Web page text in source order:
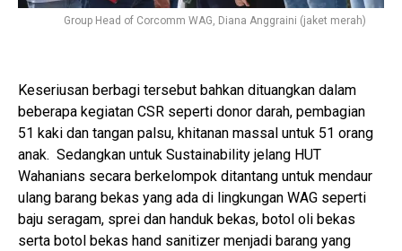
Group Head of Corcomm WAG, Diana Anggraini (jaket merah)
Keseriusan berbagi tersebut bahkan dituangkan dalam
beberapa kegiatan CSR seperti donor darah, pembagian
51 kaki dan tangan palsu, khitanan massal untuk 51 orang
anak. Sedangkan untuk Sustainability jelang HUT
Wahanians secara berkelompok ditantang untuk mendaur
ulang barang bekas yang ada di lingkungan WAG seperti
baju seragam, sprei dan handuk bekas, botol oli bekas
serta botol bekas hand sanitizer menjadi barang yang